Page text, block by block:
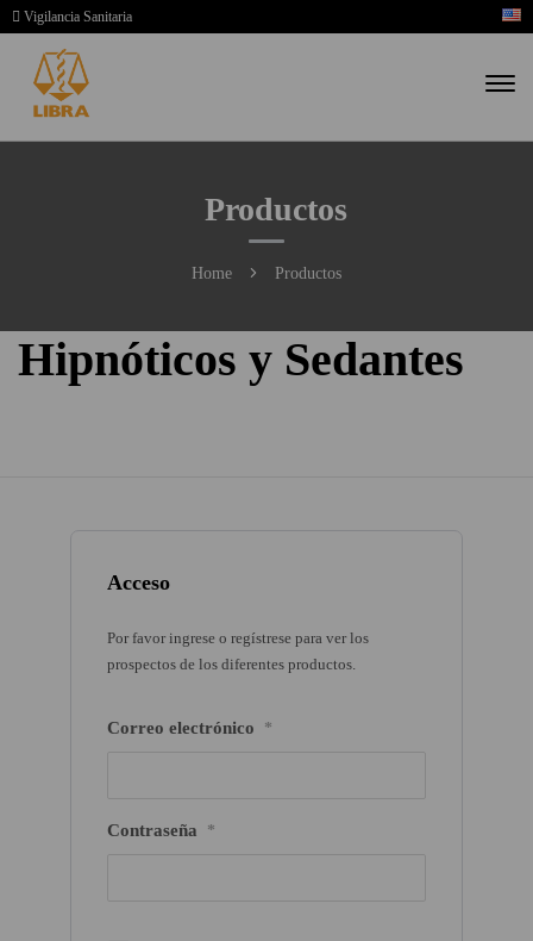
Vigilancia Sanitaria
Productos
Home Productos
Acceso
Por favor ingrese o regístrese para ver los
prospectos de los diferentes productos.
Correo electrónico *
Contraseña *
Hipnóticos y Sedantes